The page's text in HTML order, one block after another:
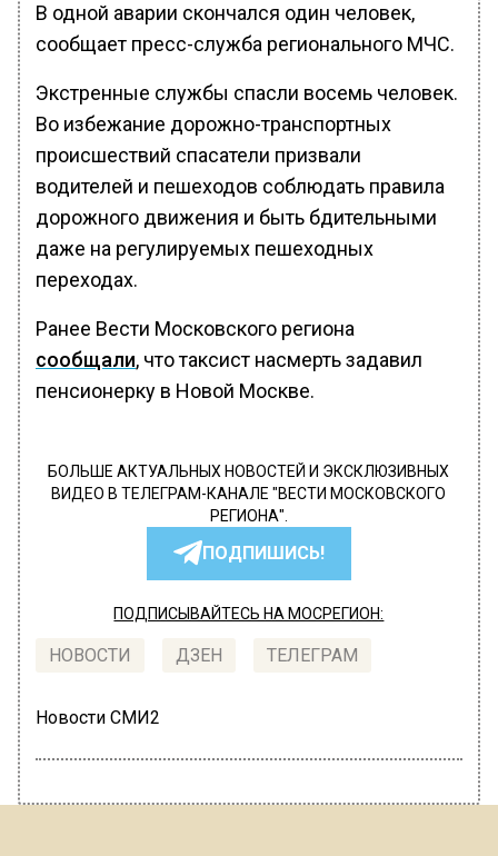
В одной аварии скончался один человек,
сообщает пресс-служба регионального МЧС.
Экстренные службы спасли восемь человек.
Во избежание дорожно-транспортных
происшествий спасатели призвали
водителей и пешеходов соблюдать правила
дорожного движения и быть бдительными
даже на регулируемых пешеходных
переходах.
Ранее Вести Московского региона
сообщали, что таксист насмерть задавил
пенсионерку в Новой Москве.
БОЛЬШЕ АКТУАЛЬНЫХ НОВОСТЕЙ И ЭКСКЛЮЗИВНЫХ
ВИДЕО В ТЕЛЕГРАМ-КАНАЛЕ "ВЕСТИ МОСКОВСКОГО
РЕГИОНА".
ПОДПИШИСЬ!
ПОДПИСЫВАЙТЕСЬ НА МОСРЕГИОН:
НОВОСТИ ДЗЕН ТЕЛЕГРАМ
Новости СМИ2